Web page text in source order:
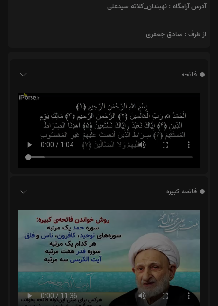
آدرس آرامگاه : نهبندان_کلاته سیدعلی
از طرف : صادق جعفری
فاتحه
فاتحه کبیره